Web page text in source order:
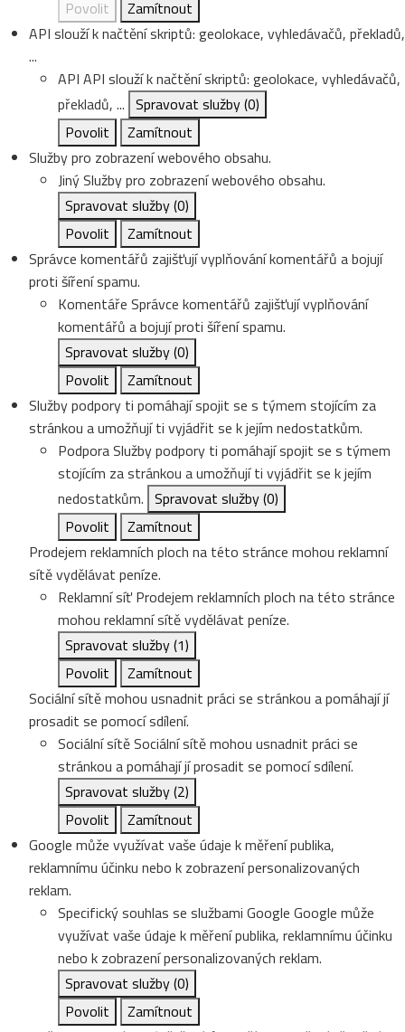
Povolit
Zamítnout
API slouží k načtění skriptů: geolokace, vyhledávačů, překladů,
...
API API slouží k načtění skriptů: geolokace, vyhledávačů,
překladů, ... Spravovat služby(0)
Povolit
Zamítnout
Služby pro zobrazení webového obsahu.
JinýSlužby pro zobrazení webového obsahu.
Spravovat služby(0)
Povolit
Zamítnout
Správce komentářů zajišťují vyplňování komentářů a bojují
proti šíření spamu.
Komentáře Správce komentářů zajišťují vyplňování
komentářů a bojují proti šíření spamu.
Spravovat služby(0)
Povolit
Zamítnout
Služby podpory ti pomáhají spojit se s týmem stojícím za
stránkou a umožňují ti vyjádřit se k jejím nedostatkům.
PodporaSlužby podpory ti pomáhají spojit se s týmem
stojícím za stránkou a umožňují ti vyjádřit se k jejím
nedostatkům. Spravovat služby(0)
Povolit
Zamítnout
Prodejem reklamních ploch na této stránce mohou reklamní
sítě vydělávat peníze.
Reklamní síť Prodejem reklamních ploch na této stránce
mohou reklamní sítě vydělávat peníze.
Spravovat služby(1)
Povolit
Zamítnout
Sociální sítě mohou usnadnit práci se stránkou a pomáhají jí
prosadit se pomocí sdílení.
Sociální sítěSociální sítě mohou usnadnit práci se
stránkou a pomáhají jí prosadit se pomocí sdílení.
Spravovat služby(2)
Povolit
Zamítnout
Google může využívat vaše údaje k měření publika,
reklamnímu účinku nebo k zobrazení personalizovaných
reklam.
Specifický souhlas se službami Google Google může
využívat vaše údaje k měření publika, reklamnímu účinku
nebo k zobrazení personalizovaných reklam.
Spravovat služby(0)
Povolit
Zamítnout